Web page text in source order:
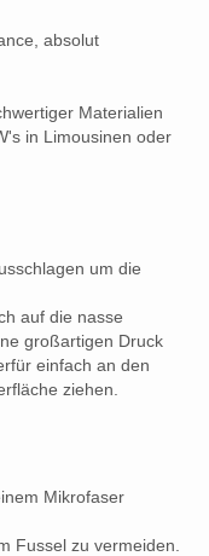
absolut
Materialien
in Limousinen oder
um die
auf die nasse
großartigen Druck
einfach an den
ziehen.
Mikrofaser
Fussel zu vermeiden.